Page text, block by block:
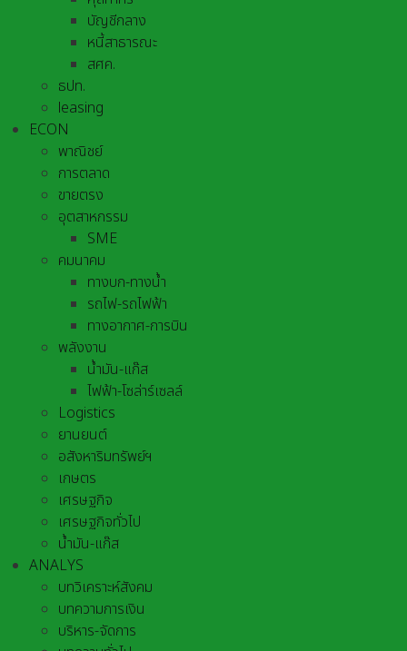
บัญชีกลาง
หนี้สาธารณะ
สศค.
ธปท.
leasing
ECON
พาณิชย์
การตลาด
ขายตรง
อุตสาหกรรม
SME
คมนาคม
ทางบก-ทางน้ำ
รถไฟ-รถไฟฟ้า
ทางอากาศ-การบิน
พลังงาน
น้ำมัน-แก๊ส
ไฟฟ้า-โซล่าร์เซลล์
Logistics
ยานยนต์
อสังหาริมทรัพย์ฯ
เกษตร
เศรษฐกิจ
เศรษฐกิจทั่วไป
น้ำมัน-แก๊ส
ANALYS
บทวิเคราะห์สังคม
บทความการเงิน
บริหาร-จัดการ